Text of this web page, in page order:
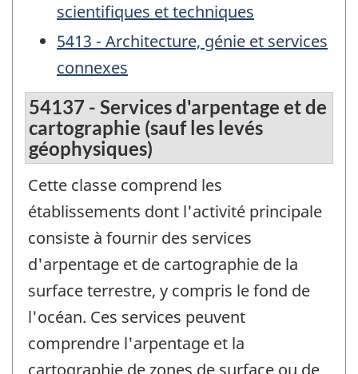
scientifiques et techniques
5413 - Architecture, génie et services
connexes
54137 - Services d'arpentage et de
cartographie (sauf les levés
géophysiques)
Cette classe comprend les
établissements dont l'activité principale
consiste à fournir des services
d'arpentage et de cartographie de la
surface terrestre, y compris le fond de
l'océan. Ces services peuvent
comprendre l'arpentage et la
cartographie de zones de surface ou de